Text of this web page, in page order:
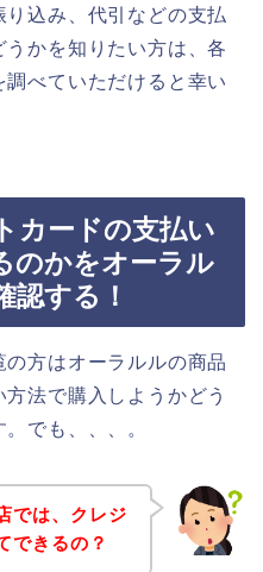
込み、代引などの支払
かを知りたい方は、各
べていただけると幸い
カードの支払い
のかをオーラル
認する！
方はオーラルルの商品
法で購入しようかどう
でも、、、。
では、クレジ
できるの？